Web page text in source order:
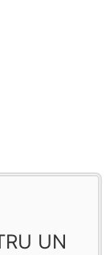
UN